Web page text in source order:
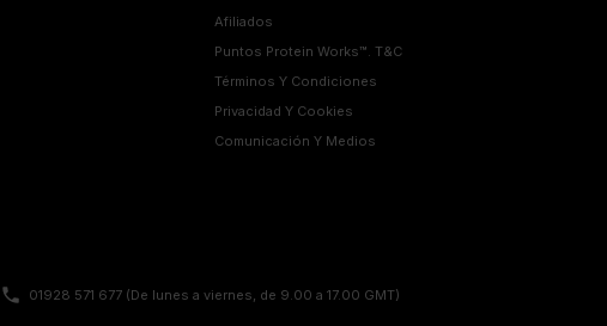
Afiliados
Puntos Protein Works™. T&C
Términos Y Condiciones
Privacidad Y Cookies
Comunicación Y Medios
phone 01928 571 677 (De lunes a viernes, de 9.00 a 17.00 GMT)